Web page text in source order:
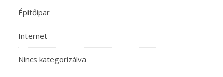
Építőipar
Internet
Nincs kategorizálva